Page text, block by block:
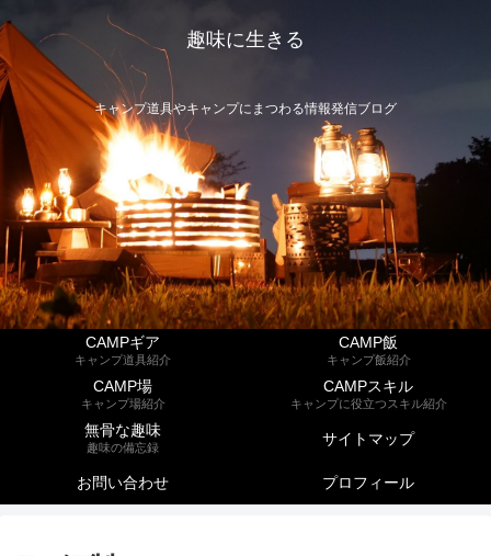
趣味に生きる
キャンプ道具やキャンプにまつわる情報発信ブログ
CAMPギア
キャンプ道具紹介
CAMP飯
キャンプ飯紹介
CAMP場
キャンプ場紹介
CAMPスキル
キャンプに役立つスキル紹介
無骨な趣味
趣味の備忘録 サイトマップ
お問い合わせ プロフィール